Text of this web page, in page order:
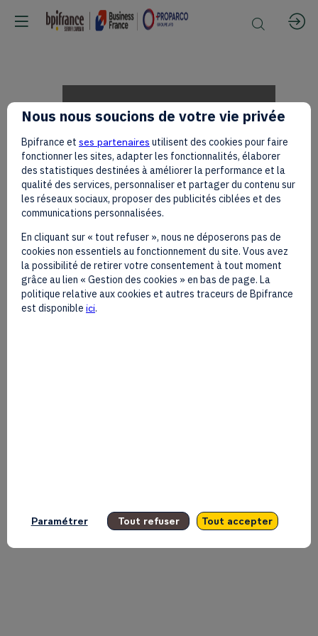
Discours
1
–
Makhtar
Finance
Corporation
Nous nous soucions de votre vie privée
Bpifrance et ses partenaires utilisent des cookies pour faire
fonctionner les sites, adapter les fonctionnalités, élaborer
des statistiques destinées à améliorer la performance et la
qualité des services, personnaliser et partager du contenu sur
les réseaux sociaux, proposer des publicités ciblées et des
communications personnalisées.
En cliquant sur « tout refuser », nous ne déposerons pas de
cookies non essentiels au fonctionnement du site. Vous avez
la possibilité de retirer votre consentement à tout moment
grâce au lien « Gestion des cookies » en bas de page. La
politique relative aux cookies et autres traceurs de Bpifrance
est disponible ici.
Paramétrer Tout refuser Tout accepter